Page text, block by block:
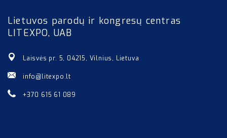
Lietuvos parodų ir kongresų centras
LITEXPO, UAB
Laisvės pr. 5, 04215, Vilnius, Lietuva
info@litexpo.lt
+370 615 61 089